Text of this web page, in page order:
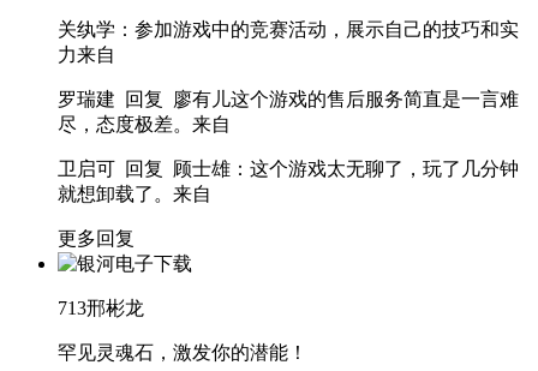
关纨学 ：参加游戏中的竞赛活动，展示自己的技巧和实
力来自
罗瑞建 回复 廖有儿这个游戏的售后服务简直是一言难
尽，态度极差。 来自
卫启可 回复 顾士雄 ：这个游戏太无聊了，玩了几分钟
就想卸载了。 来自
更多回复
713邢彬龙
罕见灵魂石，激发你的潜能！